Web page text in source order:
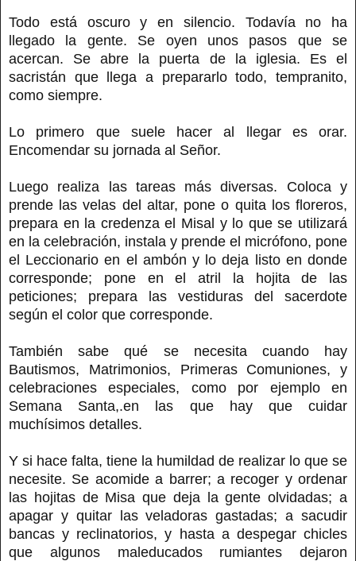
Todo está oscuro y en silencio. Todavía no ha
llegado la gente. Se oyen unos pasos que se
acercan. Se abre la puerta de la iglesia. Es el
sacristán que llega a prepararlo todo, tempranito,
como siempre.
Lo primero que suele hacer al llegar es orar.
Encomendar su jornada al Señor.
Luego realiza las tareas más diversas. Coloca y
prende las velas del altar, pone o quita los floreros,
prepara en la credenza el Misal y lo que se utilizará
en la celebración, instala y prende el micrófono, pone
el Leccionario en el ambón y lo deja listo en donde
corresponde; pone en el atril la hojita de las
peticiones; prepara las vestiduras del sacerdote
según el color que corresponde.
También sabe qué se necesita cuando hay
Bautismos, Matrimonios, Primeras Comuniones, y
celebraciones especiales, como por ejemplo en
Semana Santa,.en las que hay que cuidar
muchísimos detalles.
Y si hace falta, tiene la humildad de realizar lo que se
necesite. Se acomide a barrer; a recoger y ordenar
las hojitas de Misa que deja la gente olvidadas; a
apagar y quitar las veladoras gastadas; a sacudir
bancas y reclinatorios, y hasta a despegar chicles
que algunos maleducados rumiantes dejaron